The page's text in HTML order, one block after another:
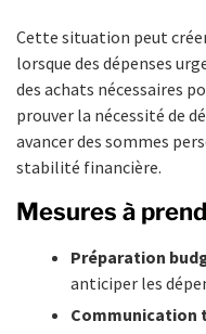
Cette situation peut
lorsque des dépenses
des achats nécessaires
prouver la nécessité de
avancer des sommes
stabilité financière.
Mesures à
Préparation
anticiper les
Communication